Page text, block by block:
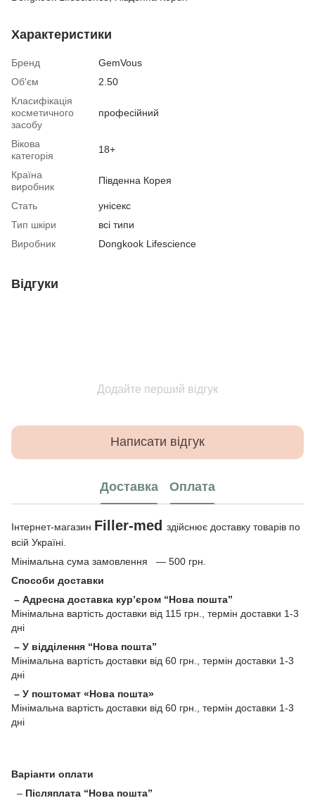
Характеристики
Бренд
GemVous
Об'єм
2.50
Класифікація
косметичного
засобу
професійний
Вікова
категорія
18+
Країна
виробник
Південна Корея
Стать
унісекс
Тип шкіри
всі типи
Виробник
Dongkook Lifescience
Відгуки
Додайте перший відгук
Написати відгук
Доставка Оплата
Інтернет-магазин Filler-med здійснює доставку товарів по
всій Україні.
Мінімальна сума замовлення — 500 грн.
Способи доставки
– Адресна доставка кур’єром “Нова пошта”
Мінімальна вартість доставки від 115 грн., термін доставки 1-3
дні
– У відділення “Нова пошта”
Мінімальна вартість доставки від 60 грн., термін доставки 1-3
дні
– У поштомат «Нова пошта»
Мінімальна вартість доставки від 60 грн., термін доставки 1-3
дні
Варіанти оплати
– Післяплата “Нова пошта”